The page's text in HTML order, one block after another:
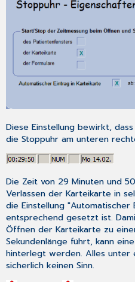
Diese Einstellung bewirkt,
die Stoppuhr am unteren
Die Zeit von 29 Minuten und
Verlassen der Karteikarte in
die Einstellung "Automatischer
entsprechend gesetzt ist.
Öffnen der Karteikarte zu
Sekundenlänge führt, kann
hinterlegt werden. Alles unter
sicherlich keinen Sinn.